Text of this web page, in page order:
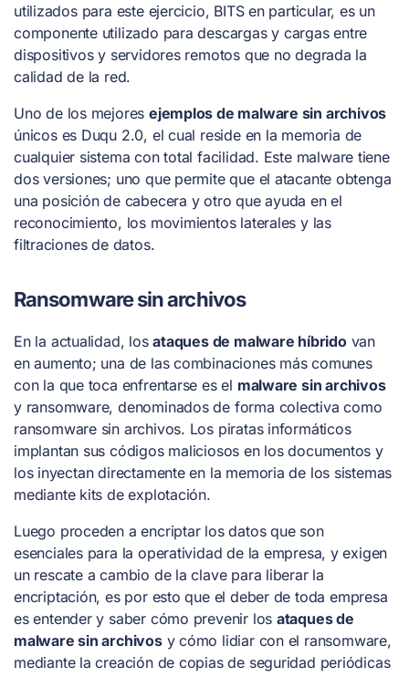
utilizados para este ejercicio, BITS en particular, es un
componente utilizado para descargas y cargas entre
dispositivos y servidores remotos que no degrada la
calidad de la red.
Uno de los mejores ejemplos de malware sin archivos
únicos es Duqu 2.0, el cual reside en la memoria de
cualquier sistema con total facilidad. Este malware tiene
dos versiones; uno que permite que el atacante obtenga
una posición de cabecera y otro que ayuda en el
reconocimiento, los movimientos laterales y las
filtraciones de datos.
Ransomware sin archivos
En la actualidad, losataques de malware híbridovan
en aumento; una de las combinaciones más comunes
con la que toca enfrentarse es el malware sin archivos
y ransomware, denominados de forma colectiva como
ransomware sin archivos. Los piratas informáticos
implantan sus códigos maliciosos en los documentos y
los inyectan directamente en la memoria de los sistemas
mediante kits de explotación.
Luego proceden a encriptar los datos que son
esenciales para la operatividad de la empresa, y exigen
un rescate a cambio de la clave para liberar la
encriptación, es por esto que el deber de toda empresa
es entender y saber cómo prevenir los ataques de
malware sin archivosy cómo lidiar con el ransomware,
mediante la creación de copias de seguridad periódicas